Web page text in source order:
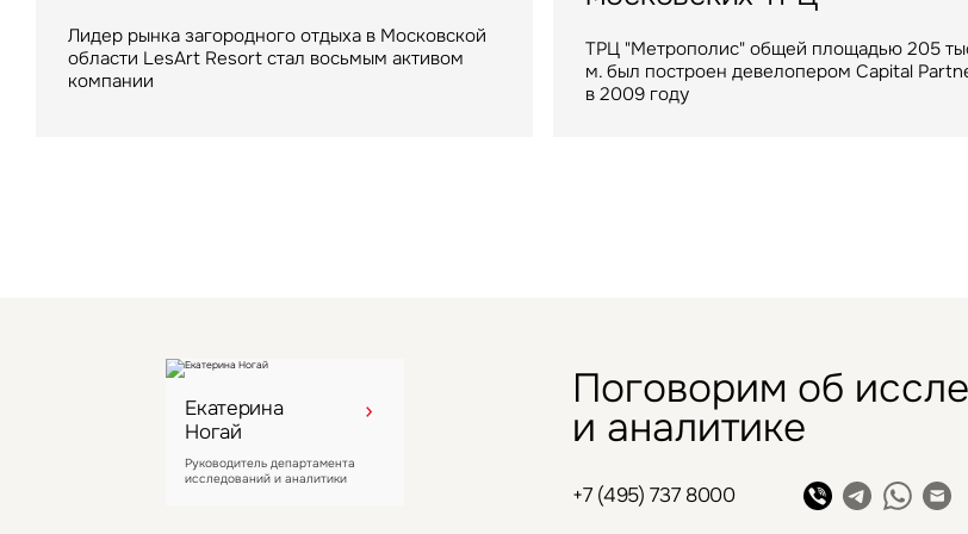
Лидер рынка загородного отдыха в Московской
области LesArt Resort стал восьмым активом
компании
ТРЦ "Метрополис" общей площадью 205
м. был построен девелопером Capital
в 2009 году
Компания IBC Real Estate выступила
складского помещения для крупнейшего
маркетплейса
000 кв. м
Екатерина
Ногай
Руководитель департамента
исследований и аналитики
Поговорим об
и аналитике
+7 (495) 737 8000